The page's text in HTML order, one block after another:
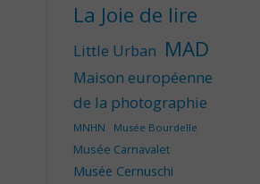
La Joie de lire
Little Urban MAD
Maison européenne
de la photographie
MNHN Musée Bourdelle
Musée Carnavalet
Musée Cernuschi